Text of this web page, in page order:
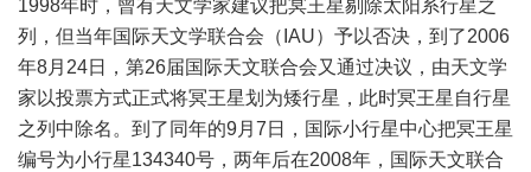
1998年时，曾有天文学家建议把冥王星剔除太阳系行星之
列，但当年国际天文学联合会（IAU）予以否决，到了2006
年8月24日，第26届国际天文联合会又通过决议，由天文学
家以投票方式正式将冥王星划为矮行星，此时冥王星自行星
之列中除名。到了同年的9月7日，国际小行星中心把冥王星
编号为小行星134340号，两年后在2008年，国际天文联合